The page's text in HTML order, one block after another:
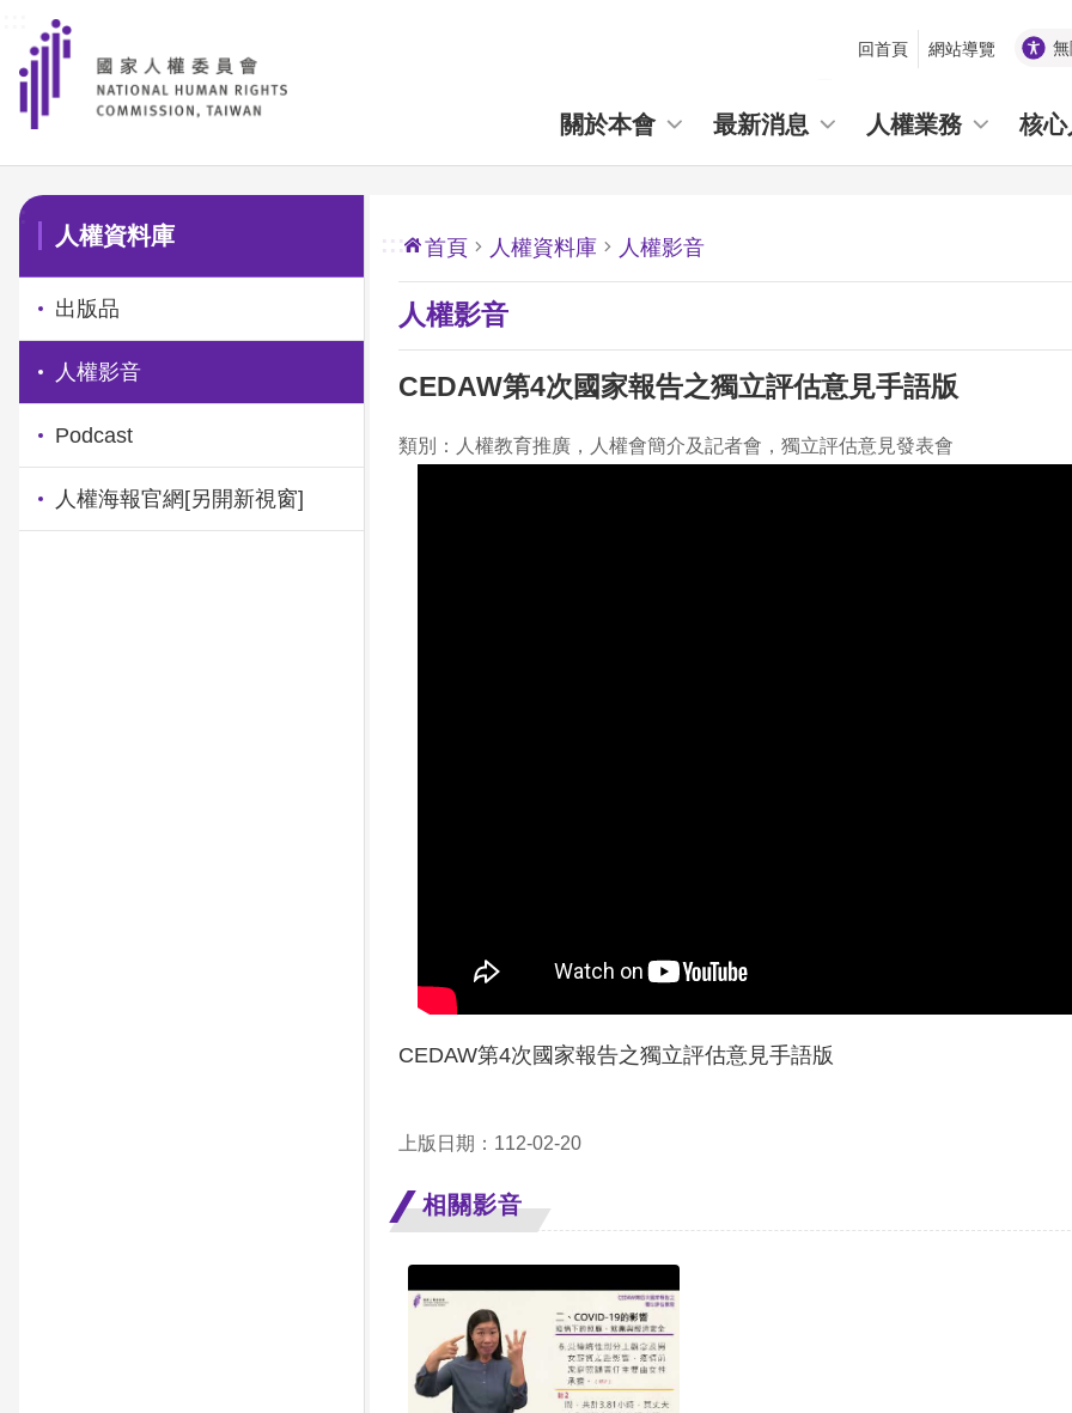
前往主要內容區塊
回首頁 網站導覽
關於本會 最新消息 人權業務 核
:::
人權資料庫
出版品
人權影音
Podcast
人權海報官網 [另開新視窗]
::: 首頁 人權資料庫 人權影音
人權影音
CEDAW第4次國家報告之獨立評估意見手語版
類別：人權教育推廣，人權會簡介及記者會，獨立評估意見發表會
CEDAW第4次國家報告之獨立評估意見手語版
上版日期：112-02-20
相關影音